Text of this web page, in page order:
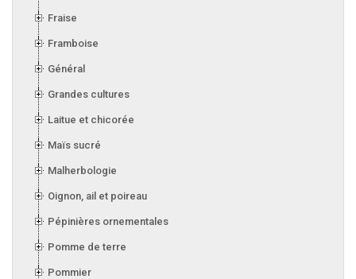
Fraise
Framboise
Général
Grandes cultures
Laitue et chicorée
Maïs sucré
Malherbologie
Oignon, ail et poireau
Pépinières ornementales
Pomme de terre
Pommier